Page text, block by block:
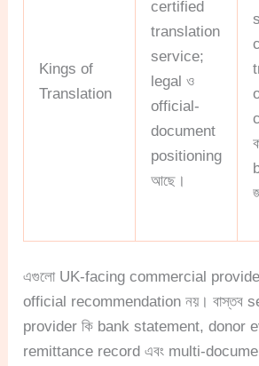
Kings of
Translation
certified
translation
service;
legal ও
official-
document
positioning
আছে।
এগুলো UK-facing commercial
official recommendation নয়। বাস্তব
provider কি bank statement, donor
remittance record এবং multi-